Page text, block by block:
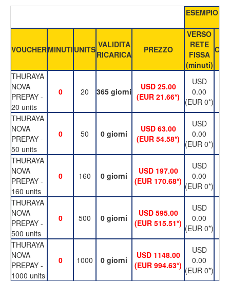
ESEMPIO
VOUCHERMINUTI UNITS VALIDITA
RICARICA
PREZZO
VERSO
RETE
FISSA
(minuti)
THURAYA
NOVA
PREPAY -
20 units
0 20 365 giorni
USD 25.00
(EUR 21.66*)
USD
0.00
(EUR 0*)
THURAYA
NOVA
PREPAY -
50 units
0 50 0 giorni
USD 63.00
(EUR 54.58*)
USD
0.00
(EUR 0*)
THURAYA
NOVA
PREPAY -
160 units
0 160 0 giorni
USD 197.00
(EUR 170.68*)
USD
0.00
(EUR 0*)
THURAYA
NOVA
PREPAY -
500 units
0 500 0 giorni
USD 595.00
(EUR 515.51*)
USD
0.00
(EUR 0*)
THURAYA
NOVA
PREPAY -
1000 units
0 1000 0 giorni
USD 1148.00
(EUR 994.63*)
USD
0.00
(EUR 0*)